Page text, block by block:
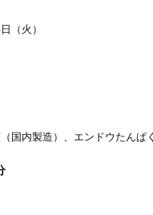
（火）
国内製造）、エンドウたんぱ